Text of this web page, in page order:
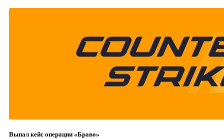
Выпал кейс операции «Браво»